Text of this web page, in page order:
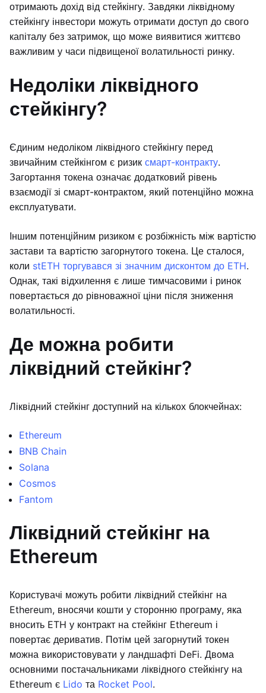
отримають дохід від стейкінгу. Завдяки ліквідному
стейкінгу інвестори можуть отримати доступ до свого
капіталу без затримок, що може виявитися життєво
важливим у часи підвищеної волатильності ринку.
Недоліки ліквідного
стейкінгу?
Єдиним недоліком ліквідного стейкінгу перед
звичайним стейкінгом є ризик смарт-контракту.
Загортання токена означає додатковий рівень
взаємодії зі смарт-контрактом, який потенційно можна
експлуатувати.
Іншим потенційним ризиком є розбіжність між вартістю
застави та вартістю загорнутого токена. Це сталося,
коли stETH торгувався зі значним дисконтом до ETH.
Однак, такі відхилення є лише тимчасовими і ринок
повертається до рівноважної ціни після зниження
волатильності.
Де можна робити
ліквідний стейкінг?
Ліквідний стейкінг доступний на кількох блокчейнах:
Ethereum
BNB Chain
Solana
Cosmos
Fantom
Ліквідний стейкінг на
Ethereum
Користувачі можуть робити ліквідний стейкінг на
Ethereum, вносячи кошти у сторонню програму, яка
вносить ETH у контракт на стейкінг Ethereum і
повертає дериватив. Потім цей загорнутий токен
можна використовувати у ландшафті DeFi. Двома
основними постачальниками ліквідного стейкінгу на
Ethereum є Lido та Rocket Pool.